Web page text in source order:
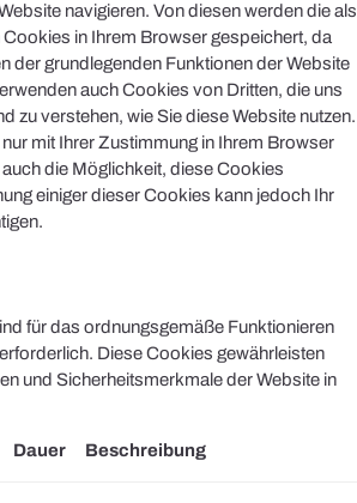
navigieren. Von diesen werden die als
in Ihrem Browser gespeichert, da
der grundlegenden Funktionen der Website
auch Cookies von Dritten, die uns
zu verstehen, wie Sie diese Website nutzen.
mit Ihrer Zustimmung in Ihrem Browser
die Möglichkeit, diese Cookies
einiger dieser Cookies kann jedoch Ihr
für das ordnungsgemäße Funktionieren
Diese Cookies gewährleisten
und Sicherheitsmerkmale der Website in
Dauer Beschreibung